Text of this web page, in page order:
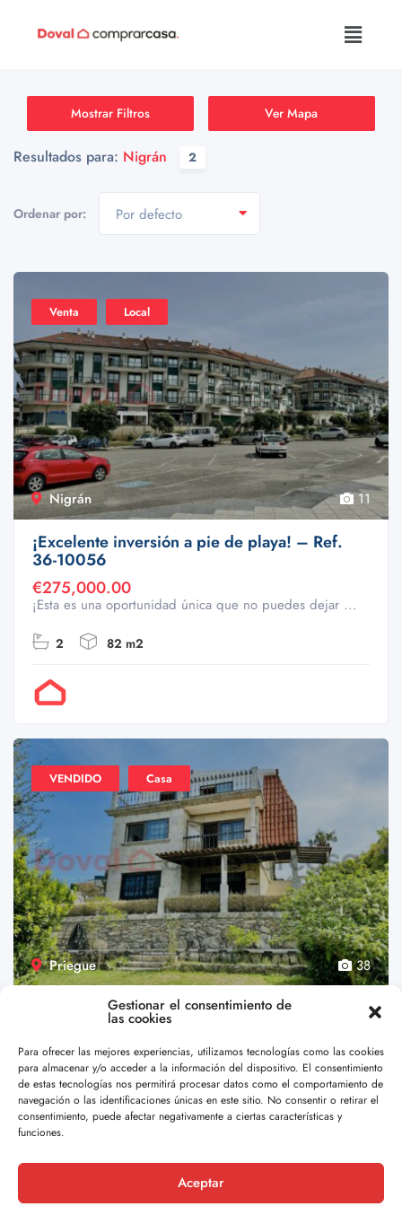
Gestionar el consentimiento de
las cookies
Para ofrecer las mejores experiencias, utilizamos tecnologías como las cookies
para almacenar y/o acceder a la información del dispositivo. El consentimiento
de estas tecnologías nos permitirá procesar datos como el comportamiento de
navegación o las identificaciones únicas en este sitio. No consentir o retirar el
consentimiento, puede afectar negativamente a ciertas características y
funciones.
Aceptar
Mostrar Filtros Ver Mapa
Resultados para: Nigrán 2
Ordenar por: Por defecto
Nigrán
Venta Local
11
¡Excelente inversión a pie de playa! – Ref.
36-10056
€275,000.00
¡Esta es una oportunidad única que no puedes dejar ...
2 82 m2
Priegue
VENDIDO Casa
38
Increíbles vistas, increíble casa – Ref. 36-
€320,000.00
Magnífica Oportunidad en Priegue, Nigrán Ubicada ...
4 4 222 m2
Por Doval